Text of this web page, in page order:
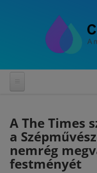
A The Times
a
nemrég
festményét